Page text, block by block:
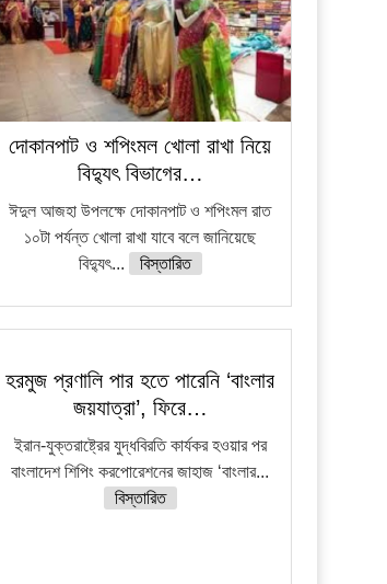
দোকানপাট ও শপিংমল খোলা রাখা নিয়ে
বিদ্যুৎ বিভাগের…
ঈদুল আজহা উপলক্ষে দোকানপাট ও শপিংমল রাত
১০টা পর্যন্ত খোলা রাখা যাবে বলে জানিয়েছে
বিদ্যুৎ...
বিস্তারিত
হরমুজ প্রণালি পার হতে পারেনি ‘বাংলার
জয়যাত্রা’, ফিরে…
ইরান-যুক্তরাষ্ট্রের যুদ্ধবিরতি কার্যকর হওয়ার পর
বাংলাদেশ শিপিং করপোরেশনের জাহাজ ‘বাংলার...
বিস্তারিত